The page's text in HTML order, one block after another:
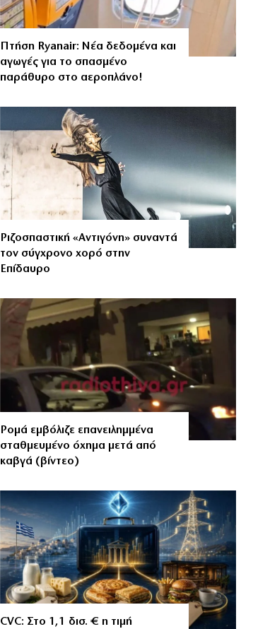
Πτήση Ryanair: Νέα δεδομένα και
αγωγές για το σπασμένο
παράθυρο στο αεροπλάνο!
Ριζοσπαστική «Αντιγόνη» συναντά
τον σύγχρονο χορό στην
Επίδαυρο
Ρομά εμβόλιζε επανειλημμένα
σταθμευμένο όχημα μετά από
καβγά (βίντεο)
CVC: Στο 1,1 δισ. € η τιμή